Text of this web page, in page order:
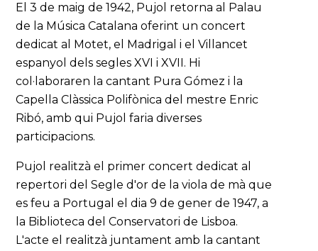
El 3 de maig de 1942, Pujol retorna al Palau
de la Música Catalana oferint un concert
dedicat al Motet, el Madrigal i el Villancet
espanyol dels segles XVI i XVII. Hi
col·laboraren la cantant Pura Gómez i la
Capella Clàssica Polifònica del mestre Enric
Ribó, amb qui Pujol faria diverses
participacions.
Pujol realitzà el primer concert dedicat al
repertori del Segle d'or de la viola de mà que
es feu a Portugal el dia 9 de gener de 1947, a
la Biblioteca del Conservatori de Lisboa.
L'acte el realitzà juntament amb la cantant